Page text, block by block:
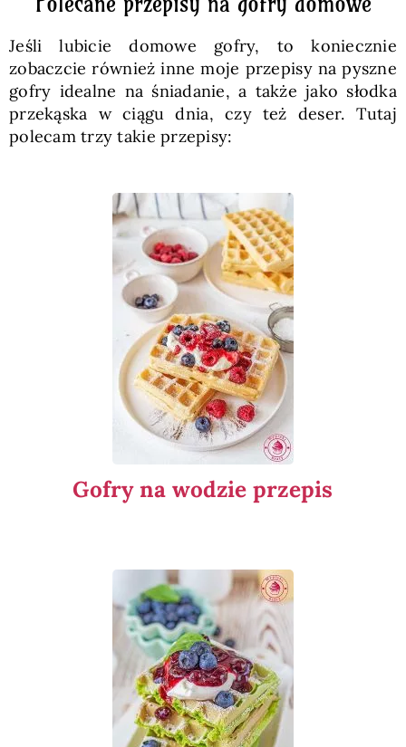
Jeśli lubicie domowe gofry, to koniecznie
zobaczcie również inne moje przepisy na pyszne
gofry idealne na śniadanie, a także jako słodka
przekąska w ciągu dnia, czy też deser. Tutaj
polecam trzy takie przepisy:
Gofry na wodzie przepis